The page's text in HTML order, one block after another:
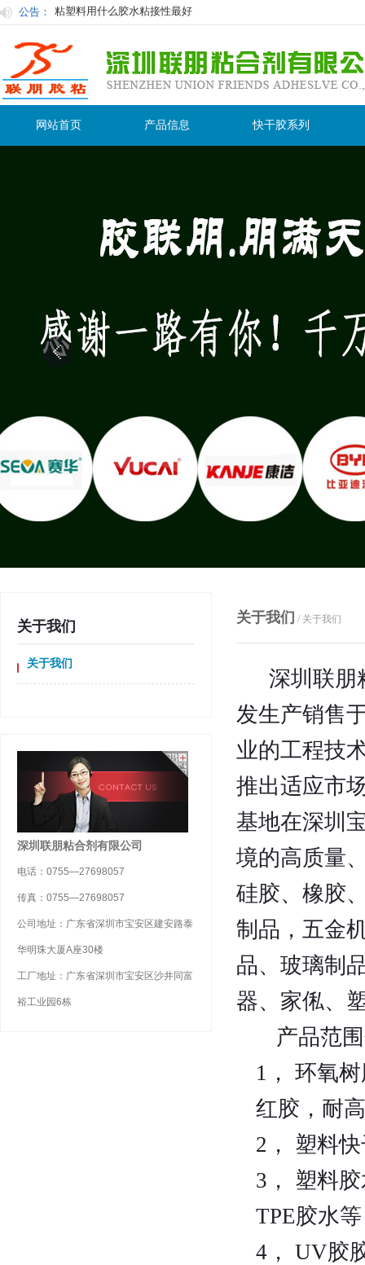
公告： 联朋胶粘为你量身订制最合适胶水
快干胶有时白化原因及防止措施：
使用胶粘剂在粘接过程中的注意事项
用过后的胶水怎么保存才不会在保质期内变干变质？
网站首页 产品信息 快干胶系列
关于我们
关于我们
深圳联朋粘合剂有限公司
电话：0755—27698057
传真：0755—27698057
公司地址：广东省深圳市宝安区建安路泰
华明珠大厦A座30楼
工厂地址：广东省深圳市宝安区沙井同富
裕工业园6栋
关于我们 / 关于我们
深圳联朋
发生产销售
业的工程技
推出适应市
基地在深圳
境的高质量
硅胶、橡胶
制品，五金
品、玻璃制
器、家俬、
产品范围
1， 环氧
红胶，耐
2， 塑料
3， 塑料
TPE胶水
4， UV胶